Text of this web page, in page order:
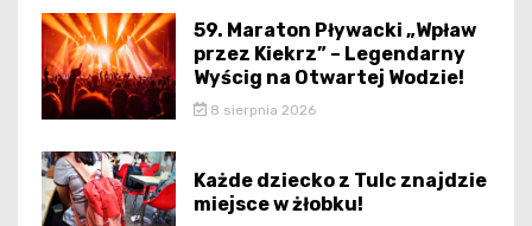
59. Maraton Pływacki „Wpław
przez Kiekrz” – Legendarny
Wyścig na Otwartej Wodzie!
8 sierpnia 2026
Każde dziecko z Tulc znajdzie
miejsce w żłobku!